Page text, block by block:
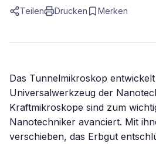
Teilen Drucken Merken
Das Tunnelmikroskop
Universalwerkzeug der
Kraftmikroskope sind zum
Nanotechniker avanciert. Mit
verschieben, das Erbgut